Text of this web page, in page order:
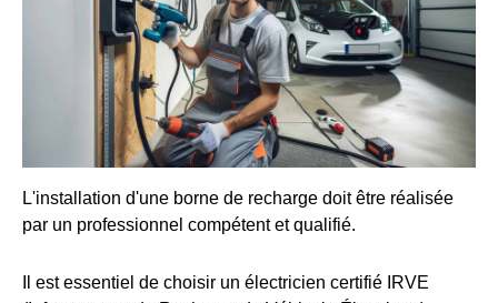
L'installation d'une borne de recharge doit être réalisée
par un professionnel compétent et qualifié.
Il est essentiel de choisir un électricien certifié IRVE